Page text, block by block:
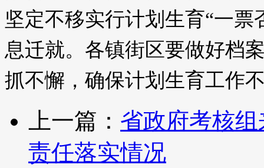
坚定不移实行计划生育“一
息迁就。各镇街区要做好档
抓不懈，确保计划生育工作
上一篇： 省政府考核
责任落实情况